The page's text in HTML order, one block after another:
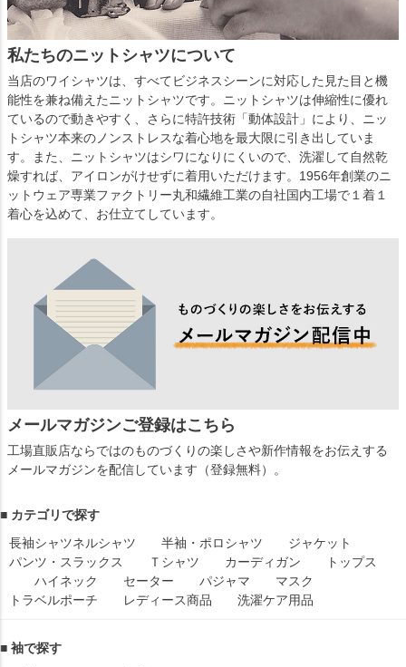
私たちのニットシャツについて
当店のワイシャツは、すべてビジネスシーンに対応した見た目と機
能性を兼ね備えたニットシャツです。ニットシャツは伸縮性に優れ
ているので動きやすく、さらに特許技術「動体設計」により、ニッ
トシャツ本来のノンストレスな着心地を最大限に引き出していま
す。また、ニットシャツはシワになりにくいので、洗濯して自然乾
燥すれば、アイロンがけせずに着用いただけます。1956年創業のニ
ットウェア専業ファクトリー丸和繊維工業の自社国内工場で１着１
着心を込めて、お仕立てしています。
メールマガジンご登録はこちら
工場直販店ならではのものづくりの楽しさや新作情報をお伝えする
メールマガジンを配信しています（登録無料）。
■ カテゴリで探す
長袖シャツネルシャツ 半袖・ポロシャツ
ジャケット
パンツ・スラックス
Ｔシャツ カーディガン
トップス
ハイネック
セーター パジャマ
マスク
トラベルポーチ
レディース商品 洗濯ケア用品
■ 袖で探す